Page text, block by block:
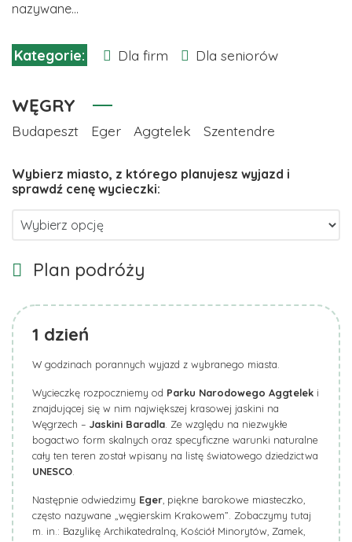
nazywane...
Dla firm Dla seniorów
WĘGRY
Budapeszt Eger Aggtelek Szentendre
Plan podróży
1 dzień
W godzinach porannych wyjazd z wybranego miasta.
Wycieczkę rozpoczniemy od Parku Narodowego Aggtelek i
znajdującej się w nim największej krasowej jaskini na
Węgrzech – Jaskini Baradla . Ze względu na niezwykłe
bogactwo form skalnych oraz specyficzne warunki naturalne
cały ten teren został wpisany na listę światowego dziedzictwa
UNESCO
Następnie odwiedzimy Eger , piękne barokowe miasteczko,
często nazywane „węgierskim Krakowem”. Zobaczymy tutaj
m. in.: Bazylikę Archikatedralną, Kościół Minorytów, Zamek,